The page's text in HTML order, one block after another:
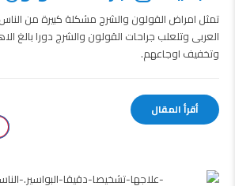
تمثل امراض القولون والشرج مشكلة كبيرة من
العربى وتلعلب جراحات القولون والشرج دورا بالغ
وتخفيف اوجاعهم.
أقرأ المقال